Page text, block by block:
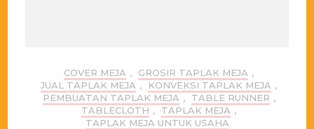
COVER MEJA , GROSIR TAPLAK MEJA ,
JUAL TAPLAK MEJA , KONVEKSI TAPLAK MEJA ,
PEMBUATAN TAPLAK MEJA , TABLE RUNNER ,
TABLECLOTH , TAPLAK MEJA ,
TAPLAK MEJA UNTUK USAHA